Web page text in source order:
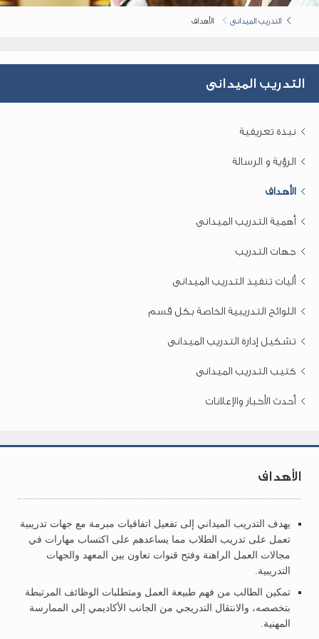
التدريب الميدانى الأهداف
التدريب الميدانى
نبذة تعريفية
الرؤية و الرسالة
الأهداف
أهمية التدريب الميدانى
جهات التدريب
أليات تنفيذ التدريب الميدانى
اللوائح التدريبية الخاصة بكل قسم
تشكيل إدارة التدريب الميدانى
كتيب التدريب الميدانى
أحدث الأخبار والإعلانات
الأهداف
يهدف التدريب الميداني إلى تفعيل اتفاقيات مبرمة مع جهات تدريبية
تعمل على تدريب الطلاب مما يساعدهم على اكتساب مهارات في
مجالات العمل الراهنة وفتح قنوات تعاون بين المعهد والجهات
التدريبية.
تمكين الطالب من فهم طبيعة العمل ومتطلبات الوظائف المرتبطة
بتخصصه، والانتقال التدريجي من الجانب الأكاديمي إلى الممارسة
المهنية.